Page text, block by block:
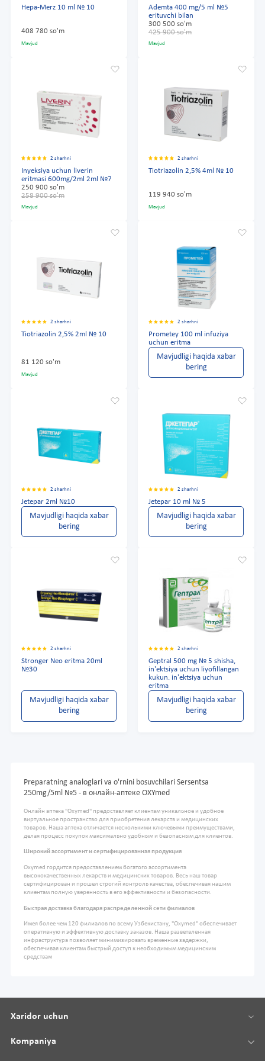
Hepa-Merz 10 ml № 10
408 780 so'm
Mavjud
Ademta 400 mg/5 ml №5
erituvchi bilan
300 500 so'm
425 900 so'm
Mavjud
2 sharhni
Inyeksiya uchun liverin
eritmasi 600mg/2ml 2ml №7
250 900 so'm
258 900 so'm
Mavjud
2 sharhni
Tiotriazolin 2,5% 4ml № 10
119 940 so'm
Mavjud
2 sharhni
Tiotriazolin 2,5% 2ml № 10
81 120 so'm
Mavjud
2 sharhni
Prometey 100 ml infuziya
uchun eritma
Mavjudligi haqida xabar
bering
2 sharhni
Jetepar 2ml №10
Mavjudligi haqida xabar
bering
2 sharhni
Jetepar 10 ml № 5
Mavjudligi haqida xabar
bering
2 sharhni
Stronger Neo eritma 20ml
№30
Mavjudligi haqida xabar
bering
2 sharhni
Geptral 500 mg № 5 shisha,
in'ektsiya uchun liyofillangan
kukun. in'ektsiya uchun
eritma
Mavjudligi haqida xabar
bering
Preparatning analoglari va o'rnini bosuvchilari Sersentsa
250mg/5ml №5 - в онлайн-аптеке OXYmed
Онлайн аптека "Oxymed" предоставляет клиентам уникальное и удобное
виртуальное пространство для приобретения лекарств и медицинских
товаров. Наша аптека отличается несколькими ключевыми преимуществами,
делая процесс покупок максимально удобным и безопасным для клиентов.
Широкий ассортимент и сертифицированная продукция
Oxymed гордится предоставлением богатого ассортимента
высококачественных лекарств и медицинских товаров. Весь наш товар
сертифицирован и прошел строгий контроль качества, обеспечивая нашим
клиентам полную уверенность в его эффективности и безопасности.
Быстрая доставка благодаря распределенной сети филиалов
Имея более чем 120 филиалов по всему Узбекистану, "Oxymed" обеспечивает
оперативную и эффективную доставку заказов. Наша разветвленная
инфраструктура позволяет минимизировать временные задержки,
обеспечивая клиентам быстрый доступ к необходимым медицинским
средствам
Xaridor uchun
Kompaniya